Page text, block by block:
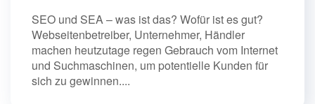
SEO und SEA – was ist das? Wofür ist es gut?
Webseitenbetreiber, Unternehmer, Händler
machen heutzutage regen Gebrauch vom Internet
und Suchmaschinen, um potentielle Kunden für
sich zu gewinnen....